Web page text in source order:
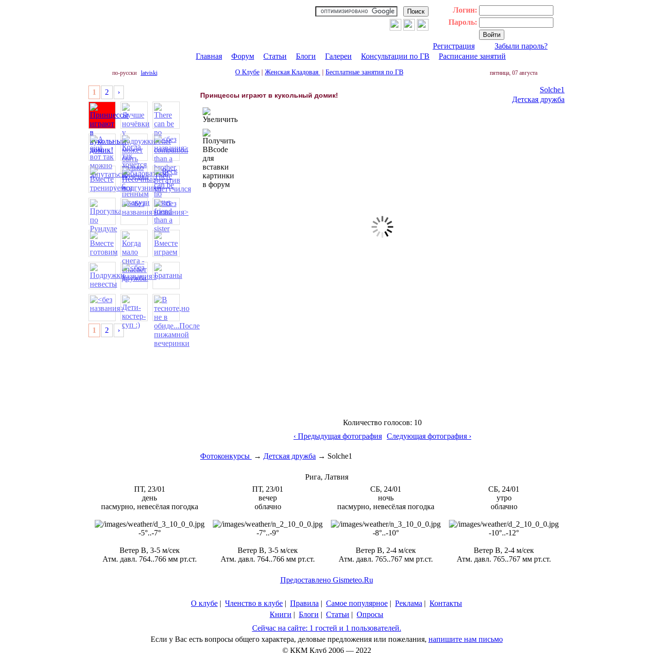
Логин:
Пароль:
Регистрация
Забыли пароль?
Главная
Форум Статьи Блоги Галереи Консультации по ГВ Расписание занятий
по-русски latviski О Клубе Женская Кладовая Бесплатные занятия по ГВ пятница, 07 августа
Принцессы играют в кукольный домик!
Solche1
Детская дружба
Количество голосов: 10
‹ Предыдущая фотография Следующая фотография ›
Фотоконкурсы → Детская дружба → Solche1
1 2 ›
1 2 ›
Рига, Латвия
ПТ, 23/01
день
пасмурно, невесёлая погодка
-5°..-7°
Ветер В, 3-5 м/сек
Атм. давл. 764..766 мм рт.ст.
ПТ, 23/01
вечер
облачно
-7°..-9°
Ветер В, 3-5 м/сек
Атм. давл. 764..766 мм рт.ст.
СБ, 24/01
ночь
пасмурно, невесёлая погодка
-8°..-10°
Ветер В, 2-4 м/сек
Атм. давл. 765..767 мм рт.ст.
СБ, 24/01
утро
облачно
-10°..-12°
Ветер В, 2-4 м/сек
Атм. давл. 765..767 мм рт.ст.
Предоставлено Gismeteo.Ru
О клубе | Членство в клубе | Правила | Самое популярное | Реклама | Контакты
Книги | Блоги | Статьи | Опросы
Сейчас на сайте: 1 гостей и 1 пользователей.
Если у Вас есть вопросы общего характера, деловые предложения или пожелания, напишите нам письмо
© ККМ Клуб 2006 — 2022